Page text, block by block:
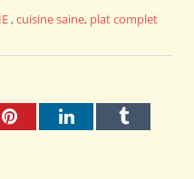
,cuisine saine, plat complet
PinterestLinkedInTumblr